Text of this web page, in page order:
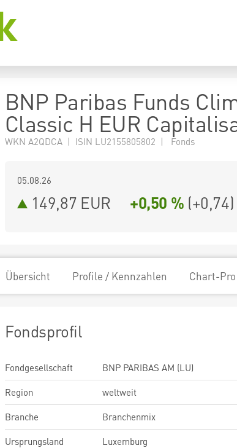
BNP Paribas Funds
Classic H EUR
WKN A2QDCA | ISIN LU2155805802 | Fonds
05.08.26
149,87 EUR +0,50 % (+0,74)
Übersicht Profile / Kennzahlen Chart-Pro
Fondsprofil
Fondgesellschaft
BNP PARIBAS AM (LU)
Region
weltweit
Branche
Branchenmix
Ursprungsland
Luxemburg